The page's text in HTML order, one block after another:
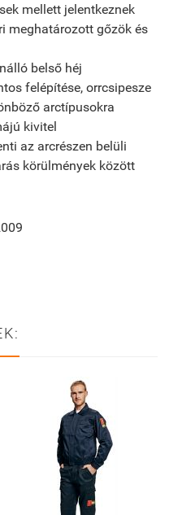
mellett jelentkeznek
meghatározott gőzök és
belső héj
felépítése, orrcsipesze
arctípusokra
kivitel
az arcrészen belüli
körülmények között